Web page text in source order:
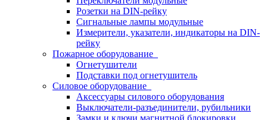
Розетки на DIN-рейку
Сигнальные лампы модульные
Измерители, указатели, индикаторы на DIN-
рейку
Пожарное оборудование
Огнетушители
Подставки под огнетушитель
Силовое оборудование
Аксессуары силового оборудования
Выключатели-разъединители, рубильники
Замки и ключи магнитной блокировки